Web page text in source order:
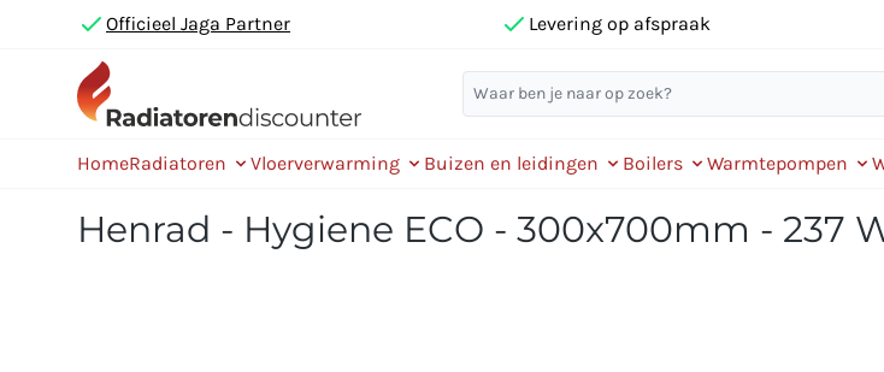
Officieel Jaga Partner Levering op afspraak
HomeRadiatoren Vloerverwarming Buizen en leidingen Boilers Warmtepompen
Henrad - Hygiene ECO - 300x700mm - 237